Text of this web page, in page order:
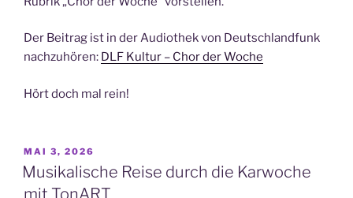
Der Beitrag ist in der Audiothek von Deutschlandfunk
nachzuhören: DLF Kultur – Chor der Woche
Hört doch mal rein!
VERÖFFENTLICHT
AM
MAI 3, 2026
Musikalische Reise durch die Karwoche
mit TonART